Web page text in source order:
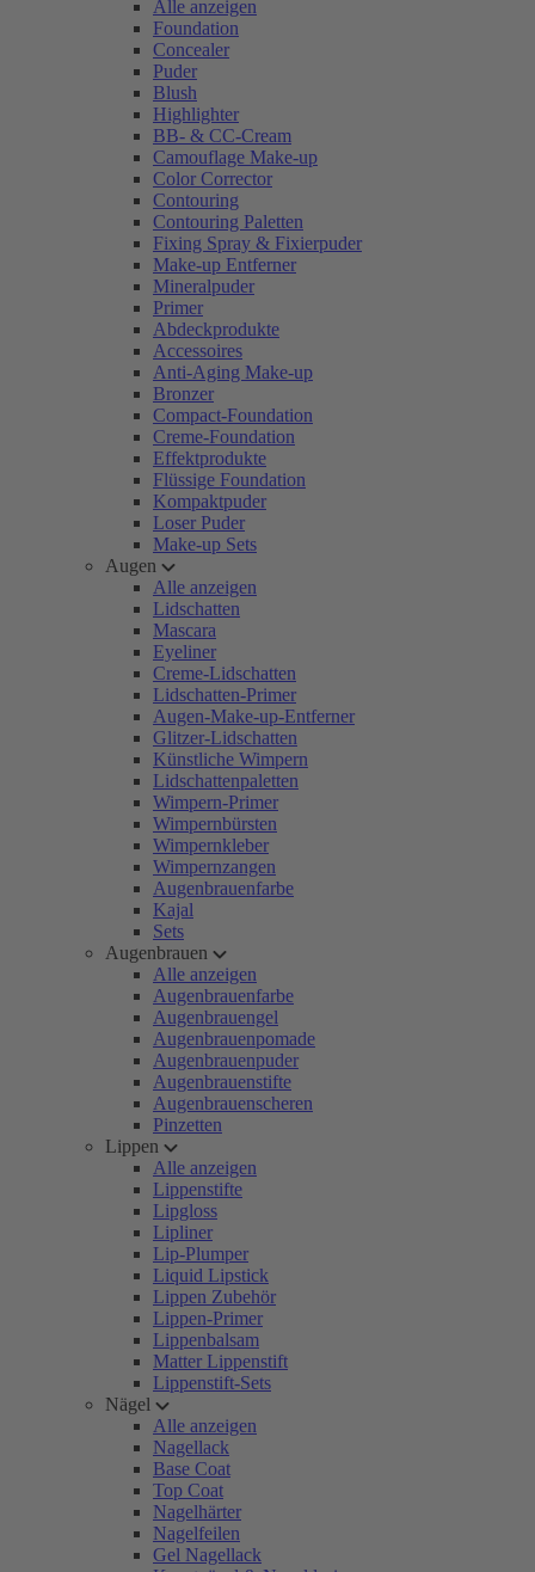
Alle anzeigen
Foundation
Concealer
Puder
Blush
Highlighter
BB- & CC-Cream
Camouflage Make-up
Color Corrector
Contouring
Contouring Paletten
Fixing Spray & Fixierpuder
Make-up Entferner
Mineralpuder
Primer
Abdeckprodukte
Accessoires
Anti-Aging Make-up
Bronzer
Compact-Foundation
Creme-Foundation
Effektprodukte
Flüssige Foundation
Kompaktpuder
Loser Puder
Make-up Sets
Augen
Alle anzeigen
Lidschatten
Mascara
Eyeliner
Creme-Lidschatten
Lidschatten-Primer
Augen-Make-up-Entferner
Glitzer-Lidschatten
Künstliche Wimpern
Lidschattenpaletten
Wimpern-Primer
Wimpernbürsten
Wimpernkleber
Wimpernzangen
Augenbrauenfarbe
Kajal
Sets
Augenbrauen
Alle anzeigen
Augenbrauenfarbe
Augenbrauengel
Augenbrauenpomade
Augenbrauenpuder
Augenbrauenstifte
Augenbrauenscheren
Pinzetten
Lippen
Alle anzeigen
Lippenstifte
Lipgloss
Lipliner
Lip-Plumper
Liquid Lipstick
Lippen Zubehör
Lippen-Primer
Lippenbalsam
Matter Lippenstift
Lippenstift-Sets
Nägel
Alle anzeigen
Nagellack
Base Coat
Top Coat
Nagelhärter
Nagelfeilen
Gel Nagellack